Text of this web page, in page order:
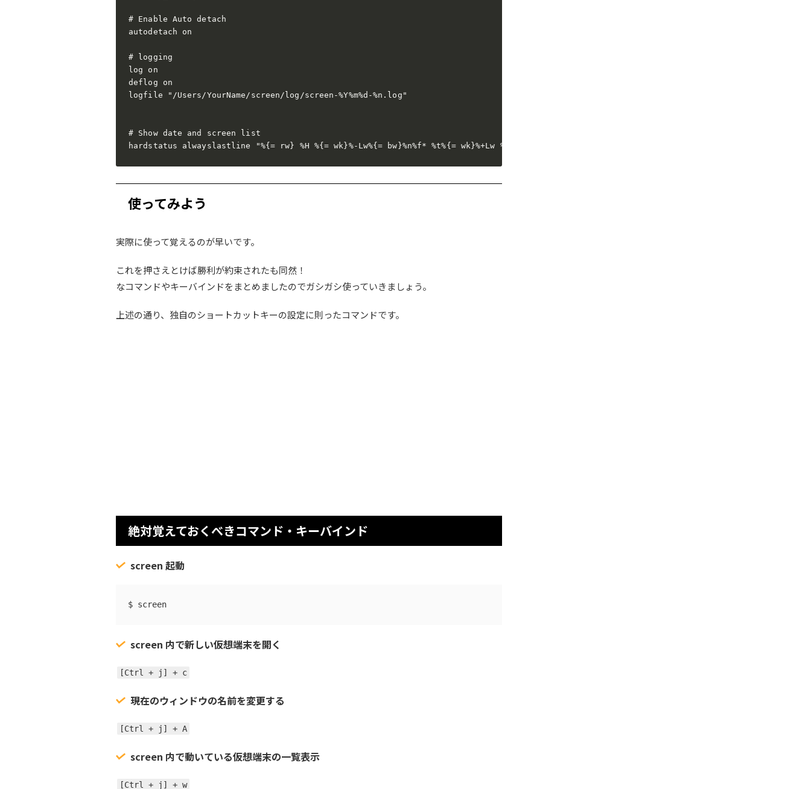
# Enable Auto detach
autodetach on
# logging
log on
deflog on
logfile "/Users/YourName/screen/log/screen-%Y%m%d-%n.log"
# Show date and screen list
hardstatus alwayslastline "%{= rw} %H %{= wk}%-Lw%{= bw}%n%f* %t%{= wk}%+Lw %{= wk}%=%{= gk} %y/%m/%d %c "
使ってみよう
実際に使って覚えるのが早いです。
これを押さえとけば勝利が約束されたも同然！
なコマンドやキーバインドをまとめましたのでガシガシ使っていきましょう。
上述の通り、独自のショートカットキーの設定に則ったコマンドです。
絶対覚えておくべきコマンド・キーバインド
screen 起動
$ screen
screen 内で新しい仮想端末を開く
[Ctrl + j] + c
現在のウィンドウの名前を変更する
[Ctrl + j] + A
screen 内で動いている仮想端末の一覧表示
[Ctrl + j] + w